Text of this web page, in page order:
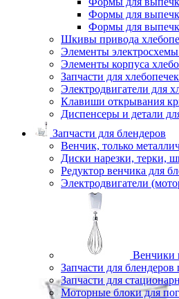
Формы для
Формы для
Шкивы привода
Элементы
Элементы корпуса
Запчасти для
Электродвигатели для
Клавиши открывания
Диспенсеры и детали
Запчасти для блендеров
Венчик, только
Диски нарезки, терки,
Редуктор венчика для
Электродвигатели
Венчики
Запчасти для блендеров
Запчасти для
Моторные блоки для